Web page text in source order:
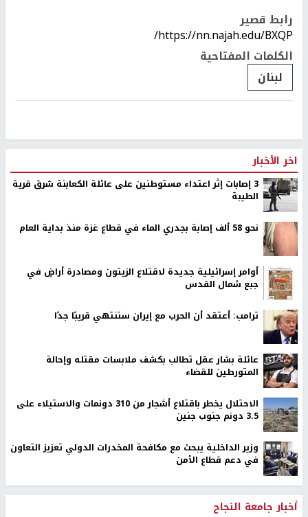
رابط قصير
https://nn.najah.edu/BXQP/
الكلمات المفتاحية
لبنان
اخر الأخبار
‏3 إصابات إثر اعتداء مستوطنين على عائلة الكعابنة شرق قرية
الطيبة
نحو 58 ألف إصابة بجدري الماء في قطاع غزة منذ بداية العام
أوامر إسرائيلية جديدة لاقتلاع الزيتون ومصادرة أراضٍ في
جبع شمال القدس
ترامب: أعتقد أن الحرب مع إيران ستنتهي قريبًا جدًا
عائلة بشار عقل تطالب بكشف ملابسات مقتله وإحالة
المتورطين للقضاء
الاحتلال يخطر باقتلاع أشجار من 310 دونمات والاستيلاء على
3.5 دونم جنوب جنين
وزير الداخلية يبحث مع مكافحة المخدرات الدولي تعزيز التعاون
في دعم قطاع الأمن
أخبار جامعة النجاح